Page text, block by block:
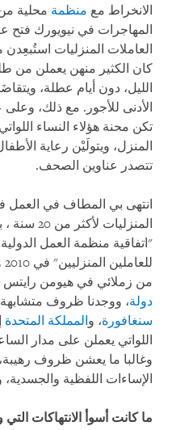
الانخراط مع منظمة محلية
المهاجرات في نيويورك فتح
العاملات المنزليات
كان الكثير منهن يعملن من
الليل، دون أيام عطلة،
الأدنى للأجور. مع ذلك،
تكن محنة هؤلاء النساء
المنزل، ويتولَيْن رعاية
تتصدر عناوين الصحف.
انتهى بي المطاف في العمل
من زملائي في هيومن
دولة، ووجدنا ظروف
سنغافورة، والمملكة المتحدة
اللواتي يعملن على مدار
وغالبا ما يعشن ظروف
الإساءات اللفظية والجسدية،
ما كانت أسوأ الانتهاكات التي